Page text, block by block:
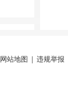
网站地图 违规举报